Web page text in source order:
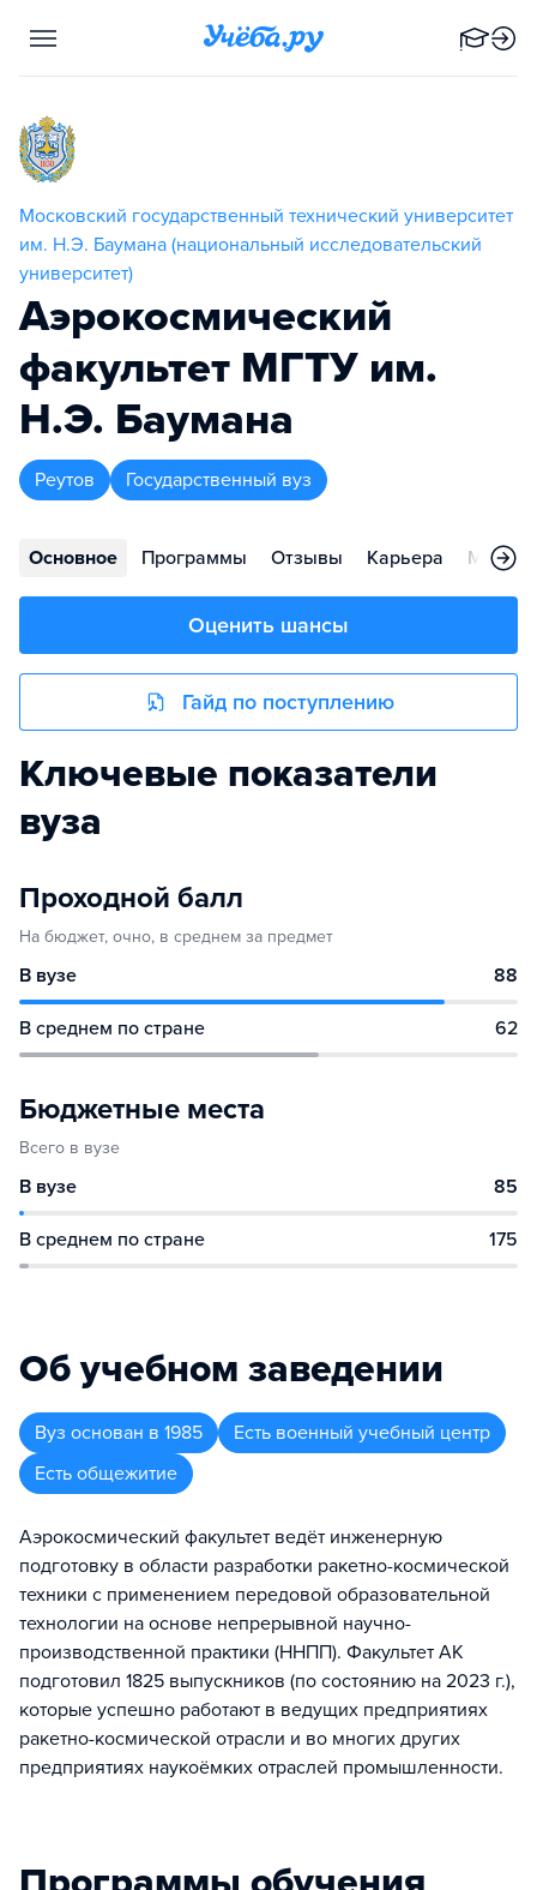
Московский государственный технический университет
им. Н.Э. Баумана (национальный исследовательский
университет)
Аэрокосмический
факультет МГТУ им.
Н.Э. Баумана
Реутов Государственный вуз
Основное Программы Отзывы Карьера
Оценить шансы
Гайд по поступлению
Ключевые показатели
вуза
Проходной балл
На бюджет, очно, в среднем за предмет
В вузе 88
В среднем по стране 62
Бюджетные места
Всего в вузе
В вузе 85
В среднем по стране 175
Об учебном заведении
Вуз основан в 1985
Есть военный учебный центр
Есть общежитие
Аэрокосмический факультет ведёт инженерную
подготовку в области разработки ракетно-космической
техники с применением передовой образовательной
технологии на основе непрерывной научно-
производственной практики (ННПП). Факультет АК
подготовил 1825 выпускников (по состоянию на 2023 г.),
которые успешно работают в ведущих предприятиях
ракетно-космической отрасли и во многих других
предприятиях наукоёмких отраслей промышленности.